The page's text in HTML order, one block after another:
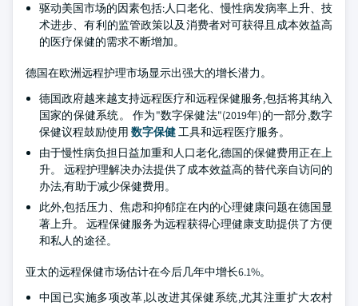
驱动美国市场的因素包括:人口老化、慢性病发病率上升、技
术进步、有利的监管政策以及消费者对可获得且成本效益高
的医疗保健的需求不断增加。
德国在欧洲远程护理市场显示出强大的增长潜力。
德国政府越来越支持远程医疗和远程保健服务,包括将其纳入
国家的保健系统。 作为"数字保健法"(2019年)的一部分,数字
保健议程鼓励使用 数字保健工具和远程医疗服务。
由于慢性病负担日益加重和人口老化,德国的保健费用正在上
升。 远程护理解决办法提供了成本效益高的替代亲自访问的
办法,有助于减少保健费用。
此外,包括压力、焦虑和抑郁症在内的心理健康问题在德国显
著上升。 远程保健服务为远程获得心理健康支助提供了方便
和私人的途径。
亚太的远程保健市场估计在今后几年中增长6.1%。
中国已实施多项改革,以改进其保健系统,尤其注重扩大农村